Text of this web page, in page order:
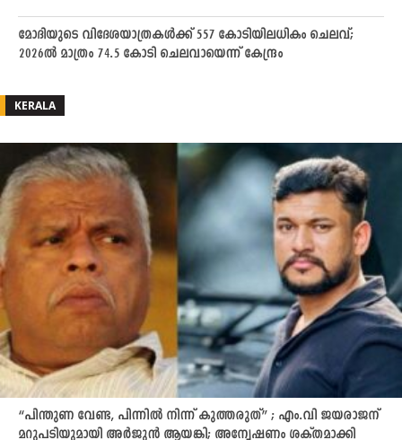
മോദിയുടെ വിദേശയാത്രകൾക്ക് 557 കോടിയിലധികം ചെലവ്;
2026ൽ മാത്രം 74.5 കോടി ചെലവായെന്ന് കേന്ദ്രം
KERALA
“പിന്തുണ വേണ്ട, പിന്നിൽ നിന്ന് കുത്തരുത്” ; എം.വി ജയരാജന്
മറുപടിയുമായി അർജുൻ ആയങ്കി; അന്വേഷണം ശക്തമാക്കി